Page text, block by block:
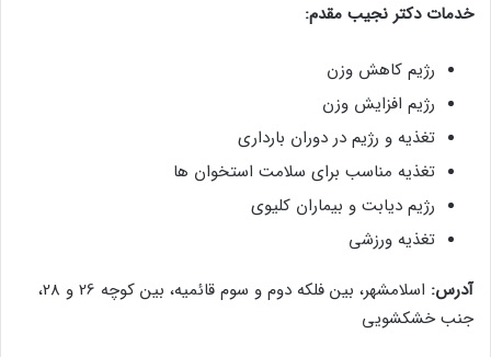
خدمات دکتر نجیب مقدم:
رژیم کاهش وزن
رژیم افزایش وزن
تغذیه و رژیم در دوران بارداری
تغذیه مناسب برای سلامت استخوان‌ ها
رژیم دیابت و بیماران کلیوی
تغذیه ورزشی
آدرس:
اسلامشهر، بین فلکه دوم و سوم قائمیه، بین کوچه 26 و 28،
جنب خشکشویی